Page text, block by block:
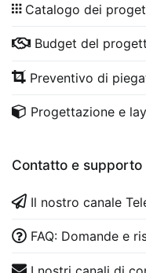
Catalogo dei
Budget del
Preventivo di
Progettazione e
Contatto e supporto
Il nostro canale
FAQ: Domande e